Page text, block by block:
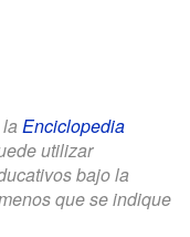
Enciclopedia
utilizar
bajo la
que se indique